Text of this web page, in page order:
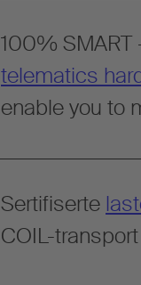
100%
telematics
enable you to
Sertifiserte
COIL-transport